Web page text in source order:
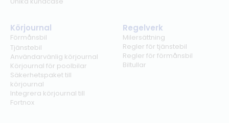
Körjournal
Förmånsbil
Tjänstebil
Användarvänlig körjournal
Körjournal för poolbilar
Säkerhetspaket till
körjournal
Integrera körjournal till
Fortnox
Regelverk
Milersättning
Regler för tjänstebil
Regler för förmånsbil
Biltullar